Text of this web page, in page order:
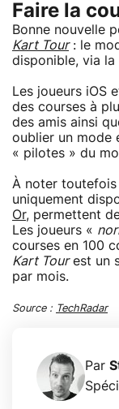
Faire la
Bonne nouvelle
Kart Tour: le
disponible, via la
Les joueurs iOS
des courses à
des amis ainsi
oublier un mode
« pilotes » du
À noter toutefois
uniquement
Or, permettent
Les joueurs «
courses en 100
Kart Tourest un
par mois.
Source : TechRadar
Par